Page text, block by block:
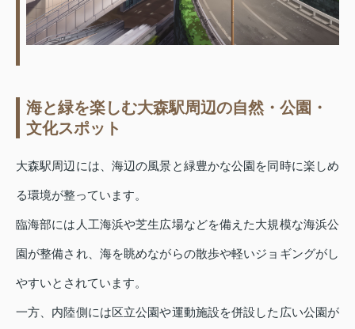
海と緑を楽しむ大森駅周辺の自然・公園・
文化スポット
大森駅周辺には、海辺の風景と緑豊かな公園を同時に楽しめ
る環境が整っています。
臨海部には人工海浜や芝生広場などを備えた大規模な海浜公
園が整備され、海を眺めながらの散歩や軽いジョギングがし
やすいとされています。
一方、内陸側には区立公園や運動施設を併設した広い公園が